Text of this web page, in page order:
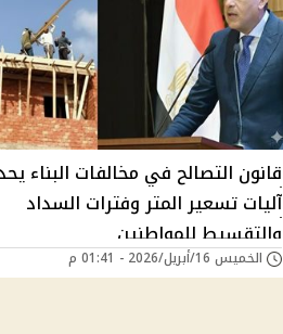
قانون التصالح في مخالفات البناء
آليات تسعير المتر وفترات السداد
والتقسيط للمواطنين
الخميس 16/أبريل/2026 - 01:41 م